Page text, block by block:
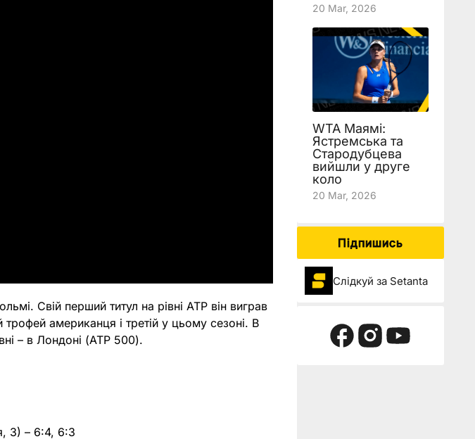
Свій перший титул на рівні ATP він виграв
американця і третій у цьому сезоні. В
– в Лондоні (ATP 500).
3) – 6:4, 6:3
20 Mar, 2026
WTA Маямі:
Ястремська та
Стародубцева
вийшли у друге
коло
20 Mar, 2026
Підпишись
Слідкуй за Setanta